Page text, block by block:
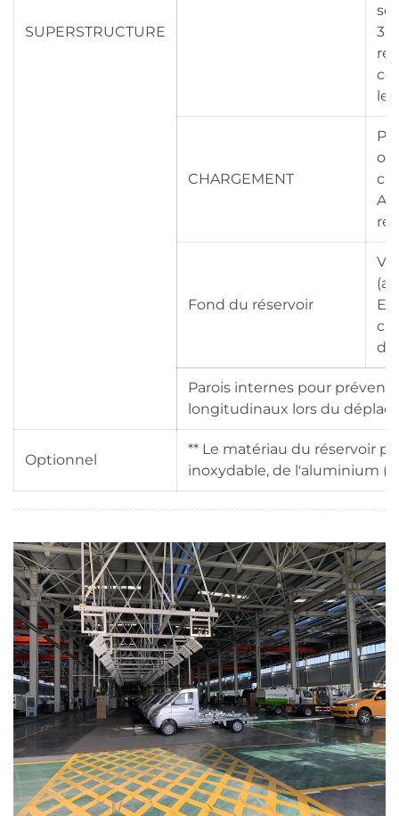
SUPERSTRUCTURE
3.
le
CHARGEMENT
ou
Fond du réservoir
Parois internes pour
longitudinaux lors du
Optionnel
** Le matériau du réservoir
inoxydable, de l'aluminium